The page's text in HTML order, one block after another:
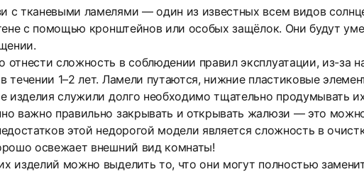
с тканевыми ламелями — один из известных всем видов
с помощью кронштейнов или особых защёлок. Они будут
отнести сложность в соблюдении правил эксплуатации, из-за
течении 1–2 лет. Ламели путаются, нижние пластиковые
изделия служили долго необходимо тщательно продумывать
важно правильно закрывать и открывать жалюзи — это
этой недорогой модели является сложность в
освежает внешний вид комнаты!
изделий можно выделить то, что они могут полностью